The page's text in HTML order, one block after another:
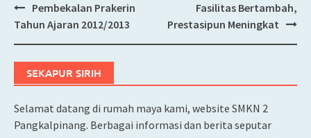
Post
Pembekalan Prakerin
Tahun Ajaran 2012/2013
Fasilitas Bertambah,
Prestasipun Meningkat
SEKAPUR SIRIH
Selamat datang di rumah maya kami, website SMKN 2
Pangkalpinang. Berbagai informasi dan berita seputar